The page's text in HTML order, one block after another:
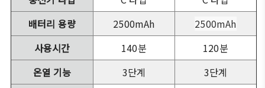
배터리 용량
2500mAh
2500mAh
사용시간
140분
120분
온열 기능
3단계
3단계